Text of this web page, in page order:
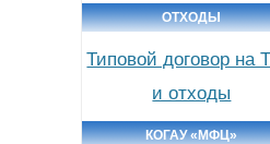
ОТХОДЫ
Типовой договор на
и отходы
КОГАУ «МФЦ»